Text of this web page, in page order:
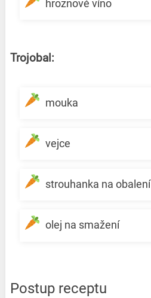
hroznové víno
Trojobal:
mouka
vejce
strouhanka na obalení
olej na smažení
Postup receptu